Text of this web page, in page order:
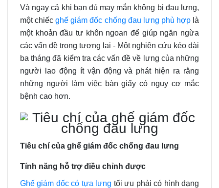
Và ngay cả khi bạn đủ may mắn không bị đau lưng,
một chiếcghế giám đốc chống đau lưng phù hợplà
một khoản đầu tư khôn ngoan để giúp ngăn ngừa
các vấn đề trong tương lai - Một nghiên cứu kéo dài
ba tháng đã kiểm tra các vấn đề về lưng của những
người lao động ít vận động và phát hiện ra rằng
những người làm việc bàn giấy có nguy cơ mắc
bệnh cao hơn.
Tiêu chí của ghế giám đốc chống đau lưng
Tính năng hỗ trợ điều chỉnh được
Ghế giám đốc có tựa lưng tối ưu phải có hình dạng